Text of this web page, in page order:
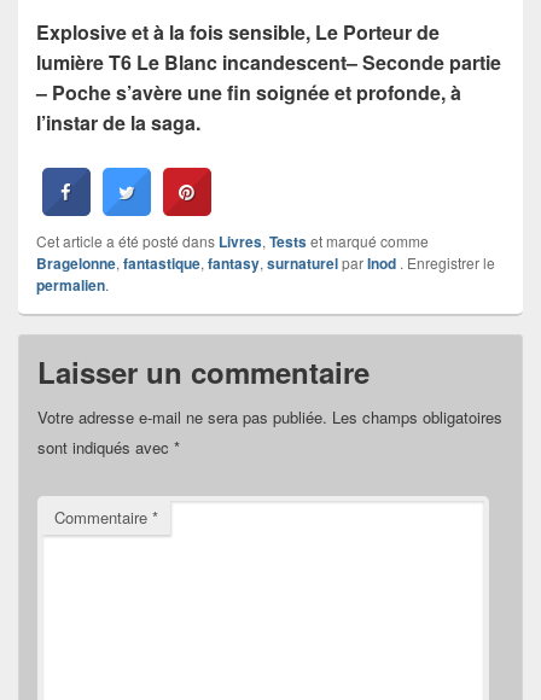
Explosive et à la fois sensible, Le Porteur de
lumière T6 Le Blanc incandescent– Seconde partie
– Poche s’avère une fin soignée et profonde, à
l’instar de la saga.
Cet article a été posté dans Livres, Testset marqué comme
Bragelonne, fantastique, fantasy, surnaturelparInod . Enregistrer le
permalien.
Laisser un commentaire
Votre adresse e-mail ne sera pas publiée. Les champs obligatoires
sont indiqués avec *
Commentaire *